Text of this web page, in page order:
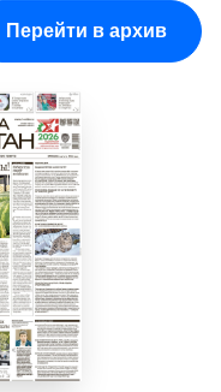
Перейти в архив